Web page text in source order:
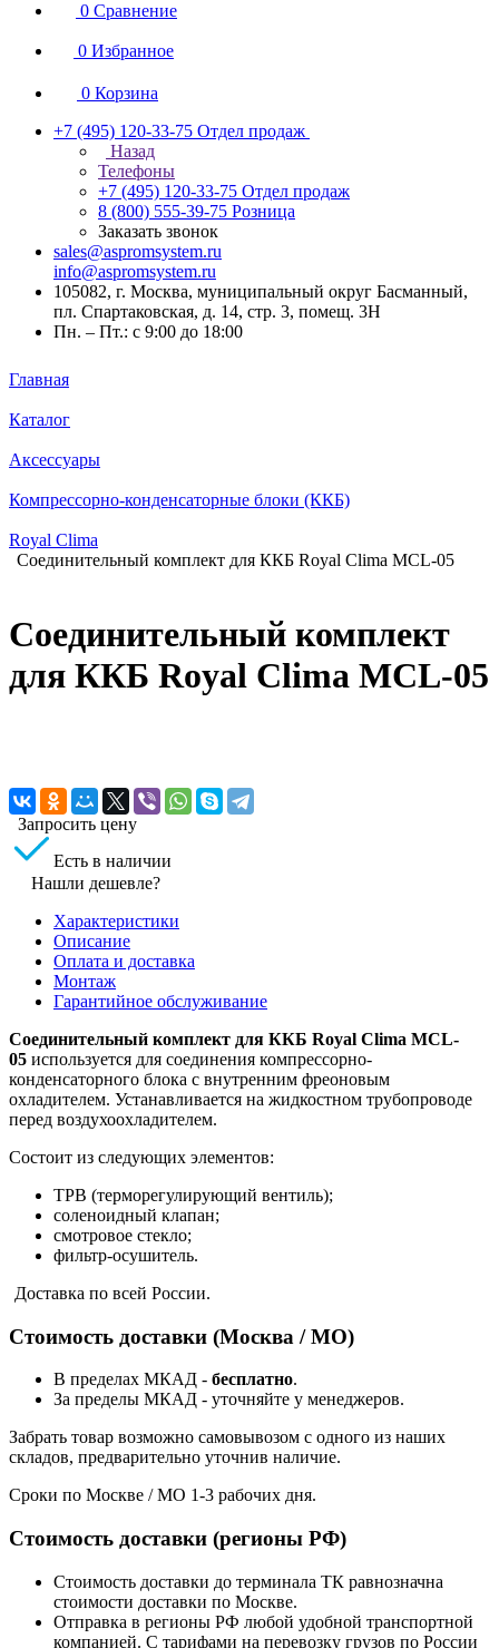
0 Сравнение
0 Избранное
0 Корзина
+7 (495) 120-33-75 Отдел продаж
Назад
Телефоны
+7 (495) 120-33-75 Отдел продаж
8 (800) 555-39-75 Розница
Заказать звонок
sales@aspromsystem.ru
info@aspromsystem.ru
105082, г. Москва, муниципальный округ Басманный,
пл. Спартаковская, д. 14, стр. 3, помещ. 3Н
Пн. – Пт.: с 9:00 до 18:00
Главная
Каталог
Аксессуары
Компрессорно-конденсаторные блоки (ККБ)
Royal Clima
Соединительный комплект для ККБ Royal Clima MCL-05
Соединительный комплект
для ККБ Royal Clima MCL-05
Запросить цену
Есть в наличии
Нашли дешевле?
Характеристики
Описание
Оплата и доставка
Монтаж
Гарантийное обслуживание
Соединительный комплект для ККБ Royal Clima MCL-
05 используется для соединения компрессорно-
конденсаторного блока с внутренним фреоновым
охладителем. Устанавливается на жидкостном трубопроводе
перед воздухоохладителем.
Состоит из следующих элементов:
ТРВ (терморегулирующий вентиль);
соленоидный клапан;
смотровое стекло;
фильтр-осушитель.
Доставка по всей России.
Стоимость доставки (Москва / МО)
В пределах МКАД - бесплатно.
За пределы МКАД - уточняйте у менеджеров.
Забрать товар возможно самовывозом с одного из наших
складов, предварительно уточнив наличие.
Сроки по Москве / МО 1-3 рабочих дня.
Стоимость доставки (регионы РФ)
Стоимость доставки до терминала ТК равнозначна
стоимости доставки по Москве.
Отправка в регионы РФ любой удобной транспортной
компанией. С тарифами на перевозку грузов по России